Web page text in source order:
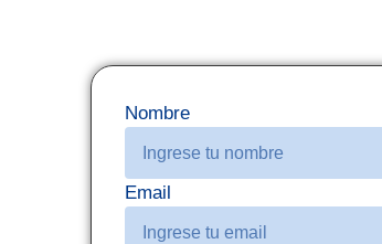
Nombre
Email